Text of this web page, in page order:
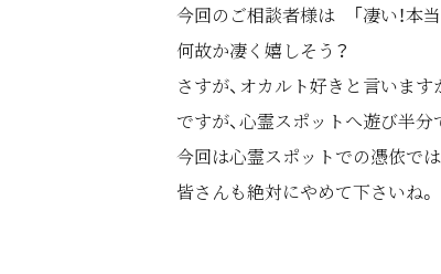
今回のご相談者様は 「凄い！本
何故か凄く嬉しそう？
さすが、オカルト好きと言いま
ですが、心霊スポットへ遊び半
今回は心霊スポットでの憑依で
皆さんも絶対にやめて下さいね。